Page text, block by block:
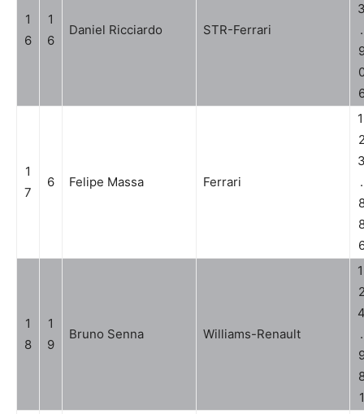
1
6
1
6
Daniel Ricciardo STR-Ferrari
.
1
7
6 Felipe Massa Ferrari
.
1
8
1
9
Bruno Senna Williams-Renault
.
1